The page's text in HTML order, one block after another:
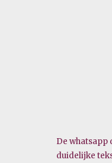
De whatsapp
duidelijke